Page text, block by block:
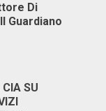
Di
Guardiano
SU